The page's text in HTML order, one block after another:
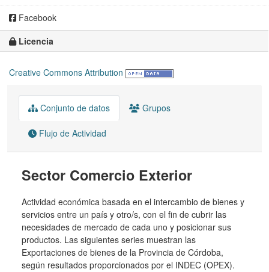
Facebook
Licencia
Creative Commons Attribution
Conjunto de datos Grupos
Flujo de Actividad
Sector Comercio Exterior
Actividad económica basada en el intercambio de bienes y
servicios entre un país y otro/s, con el fin de cubrir las
necesidades de mercado de cada uno y posicionar sus
productos. Las siguientes series muestran las
Exportaciones de bienes de la Provincia de Córdoba,
según resultados proporcionados por el INDEC (OPEX).